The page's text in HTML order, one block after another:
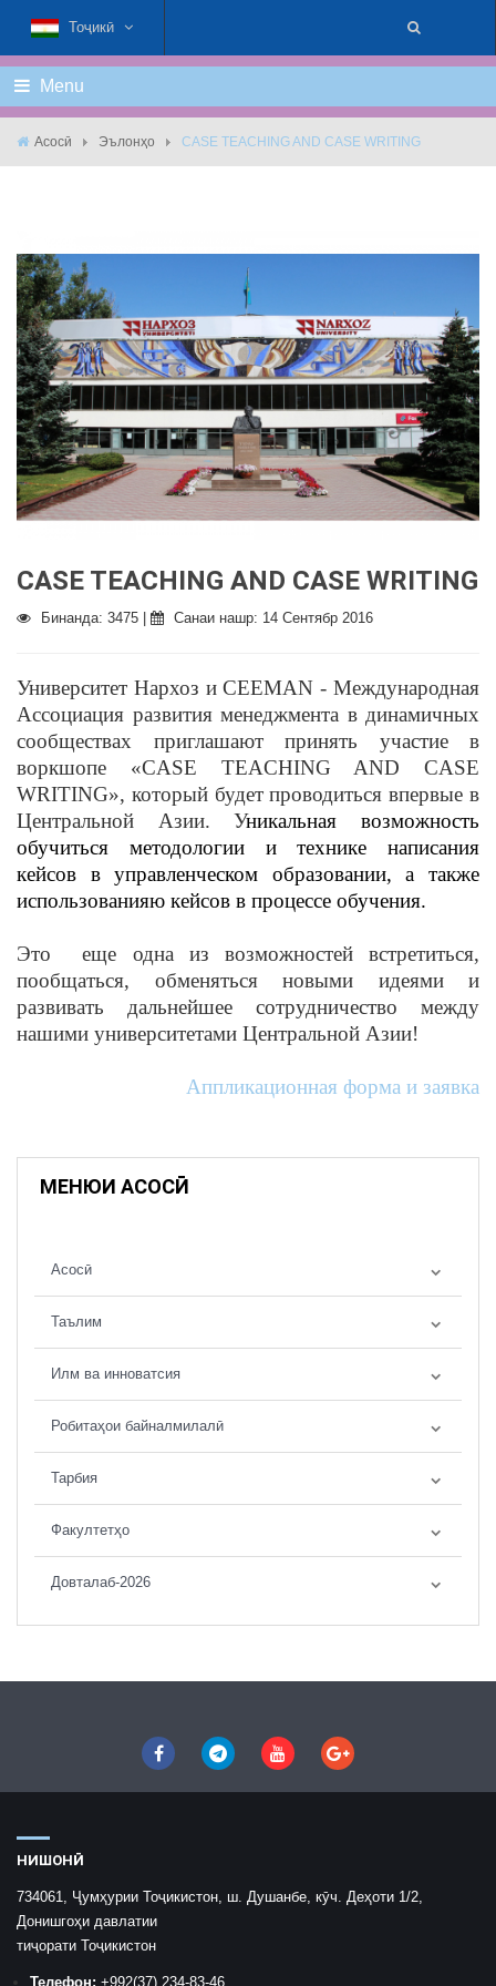
Тоҷикӣ
Menu
Асосӣ Эълонҳо CASE TEACHING AND CASE WRITING
CASE TEACHING AND CASE WRITING
Бинанда: 3475 | Санаи нашр: 14 Сентябр 2016
Университет Нархоз и СЕЕМAN - Международная
Ассоциация развития менеджмента в динамичных
сообществах приглашают принять участие в
воркшопе «CASE TEACHING AND CASE
WRITING», который будет проводиться впервые в
Центральной Азии. Уникальная возможность
обучиться методологии и технике написания
кейсов в управленческом образовании, а также
использованияю кейсов в процессе обучения.
Это еще одна из возможностей встретиться,
пообщаться, обменяться новыми идеями и
развивать дальнейшее сотрудничество между
нашими университетами Центральной Азии!
Аппликационная форма и заявка
МЕНЮИ АСОСӢ
Асосӣ
Таълим
Илм ва инноватсия
Робитаҳои байналмилалӣ
Тарбия
Факултетҳо
Довталаб-2026
НИШОНӢ
734061, Ҷумҳурии Тоҷикистон, ш. Душанбе, кӯч. Деҳоти 1/2,
Донишгоҳи давлатии
тиҷорати Тоҷикистон
Телефон: +992(37) 234-83-46